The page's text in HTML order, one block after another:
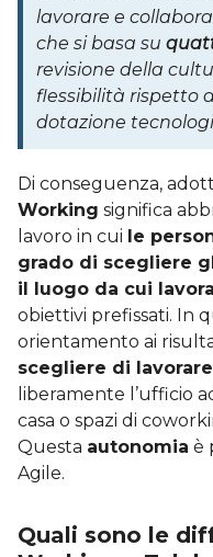
lavorare e
che si basa su
revisione della
flessibilità rispetto
dotazione
Di conseguenza,
Working significa
lavoro in cui le
grado di scegliere
il luogo da cui
obiettivi prefissati. In
orientamento ai
scegliere di
liberamente l’ufficio
casa o spazi di
Questa autonomia è
Agile.
Quali sono le